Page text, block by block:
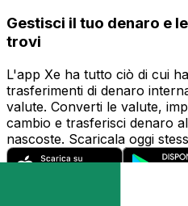
Gestisci il tuo denaro e
trovi
L'app Xe ha tutto ciò di cui
trasferimenti di denaro
valute. Converti le valute,
cambio e trasferisci denaro
nascoste. Scaricala oggi